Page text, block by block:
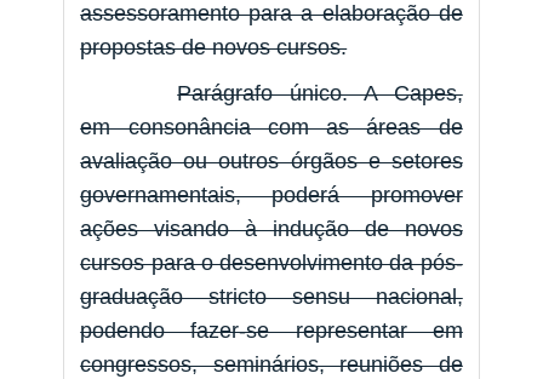
assessoramento para a elaboração de
propostas de novos cursos.
Parágrafo único. A Capes,
em consonância com as áreas de
avaliação ou outros órgãos e setores
governamentais, poderá promover
ações visando à indução de novos
cursos para o desenvolvimento da pós-
graduação stricto sensu nacional,
podendo fazer-se representar em
congressos, seminários, reuniões de